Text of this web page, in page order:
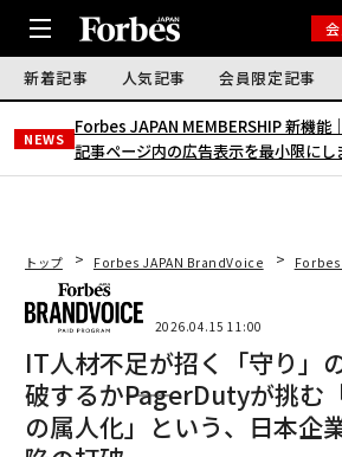
新着記事 人気記事 会員限定記事
NEWS
Forbes JAPAN MEMBERSHIP 新機能｜
記事ページ内の広告表示を最小限にし
トップ Forbes JAPAN BrandVoice
2026.04.15 11:00
IT人材不足が招く「守り」
破するか――PagerDutyが挑む
の属人化」という、日本企